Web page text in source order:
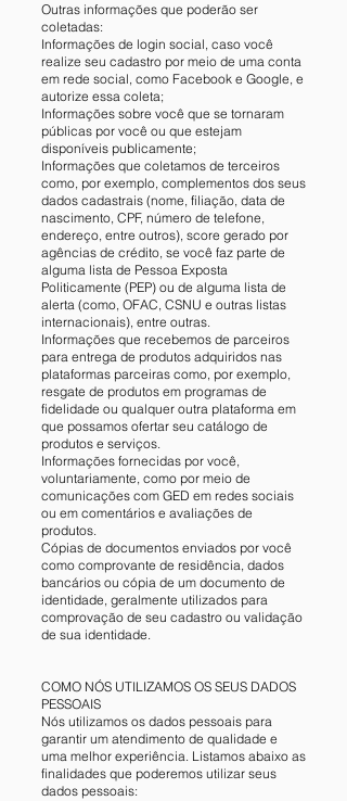
Outras informações que poderão ser
coletadas:
Informações de login social, caso você
realize seu cadastro por meio de uma conta
em rede social, como Facebook e Google, e
autorize essa coleta;
Informações sobre você que se tornaram
públicas por você ou que estejam
disponíveis publicamente;
Informações que coletamos de terceiros
como, por exemplo, complementos dos seus
dados cadastrais (nome, filiação, data de
nascimento, CPF, número de telefone,
endereço, entre outros), score gerado por
agências de crédito, se você faz parte de
alguma lista de Pessoa Exposta
Politicamente (PEP) ou de alguma lista de
alerta (como, OFAC, CSNU e outras listas
internacionais), entre outras.
Informações que recebemos de parceiros
para entrega de produtos adquiridos nas
plataformas parceiras como, por exemplo,
resgate de produtos em programas de
fidelidade ou qualquer outra plataforma em
que possamos ofertar seu catálogo de
produtos e serviços.
Informações fornecidas por você,
voluntariamente, como por meio de
comunicações com GED em redes sociais
ou em comentários e avaliações de
produtos.
Cópias de documentos enviados por você
como comprovante de residência, dados
bancários ou cópia de um documento de
identidade, geralmente utilizados para
comprovação de seu cadastro ou validação
de sua identidade.
COMO NÓS UTILIZAMOS OS SEUS DADOS
PESSOAIS
Nós utilizamos os dados pessoais para
garantir um atendimento de qualidade e
uma melhor experiência. Listamos abaixo as
finalidades que poderemos utilizar seus
dados pessoais: